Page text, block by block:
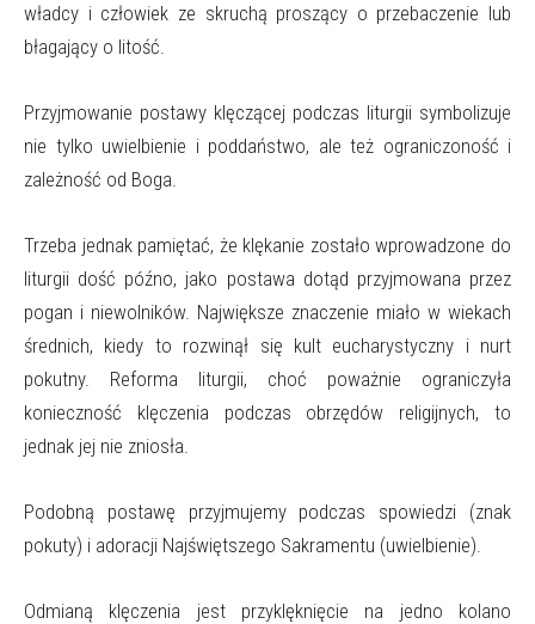
władcy i człowiek ze skruchą proszący o przebaczenie lub
błagający o litość.
Przyjmowanie postawy klęczącej podczas liturgii symbolizuje
nie tylko uwielbienie i poddaństwo, ale też ograniczoność i
zależność od Boga.
Trzeba jednak pamiętać, że klękanie zostało wprowadzone do
liturgii dość późno, jako postawa dotąd przyjmowana przez
pogan i niewolników. Największe znaczenie miało w wiekach
średnich, kiedy to rozwinął się kult eucharystyczny i nurt
pokutny. Reforma liturgii, choć poważnie ograniczyła
konieczność klęczenia podczas obrzędów religijnych, to
jednak jej nie zniosła.
Podobną postawę przyjmujemy podczas spowiedzi (znak
pokuty) i adoracji Najświętszego Sakramentu (uwielbienie).
Odmianą klęczenia jest przyklęknięcie na jedno kolano